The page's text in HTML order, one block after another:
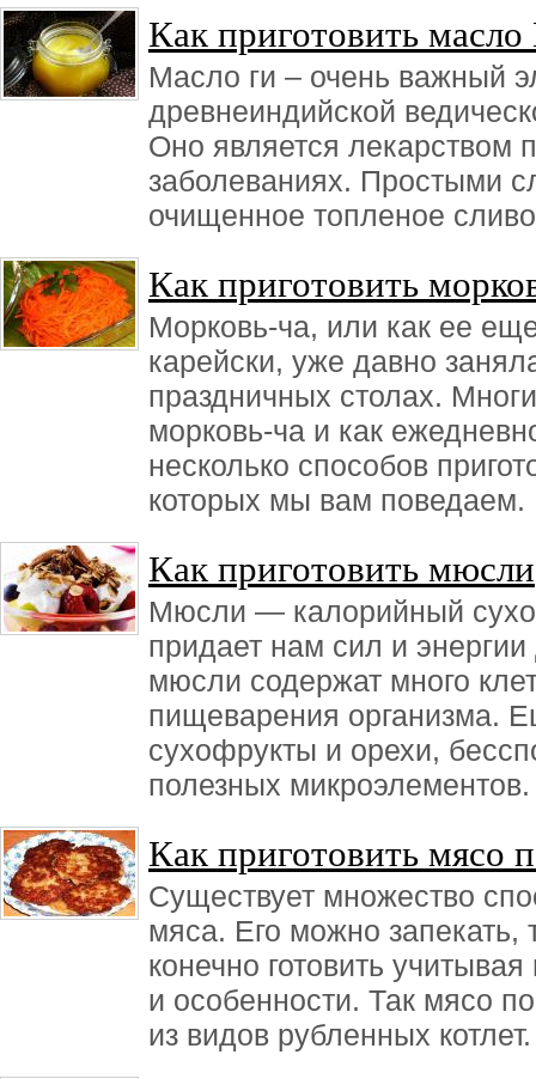
Как приготовить
Масло ги – очень важный
древнеиндийской
Оно является лекарством
заболеваниях. Простыми
очищенное топленое
Как приготовить
Морковь-ча, или как ее
карейски, уже давно
праздничных столах.
морковь-ча и как
несколько способов
которых мы вам поведаем.
Как приготовить мюсли
Мюсли — калорийный
придает нам сил и
мюсли содержат много
пищеварения организма.
сухофрукты и орехи,
полезных микроэлементов.
Как приготовить мясо
Существует множество
мяса. Его можно запекать,
конечно готовить
и особенности. Так мясо
из видов рубленных котлет.